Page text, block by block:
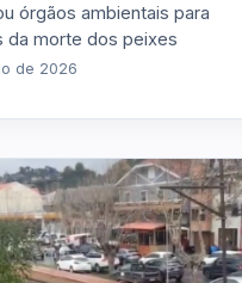
órgãos ambientais para
da morte dos peixes
de 2026